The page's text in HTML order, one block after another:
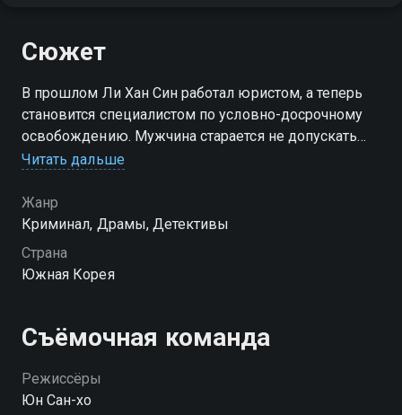
Сюжет
В прошлом Ли Хан Син работал юристом, а теперь
становится специалистом по условно-досрочному
освобождению. Мужчина старается не допускать
случаи, когда заключенные используют эту систему
помогает людям, несправедливо получившим
тюремный срок.
Посмотреть онлайн 1 сезон сериала Офицер по
условно-досрочному освобождению вы можете
hophop.tv
Читать дальше
Жанр
Криминал, Драмы, Детективы
Страна
Южная Корея
Съёмочная команда
Режиссёры
Юн Сан-хо